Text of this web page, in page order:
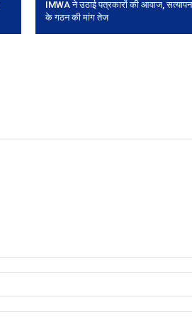
IMWA ने उठाई पत्रकारों की आवाज,
के गठन की मांग तेज